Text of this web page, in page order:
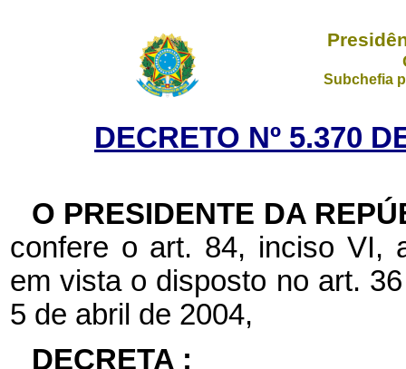
Subchefia
DECRETO Nº 5.370
O PRESIDENTE DA
confere o art. 84, inciso VI,
em vista o disposto no art.
5 de abril de 2004,
DECRETA :